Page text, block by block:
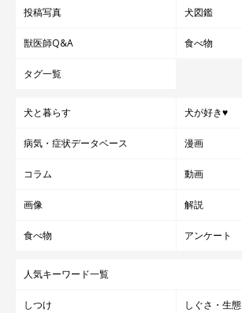
投稿写真 犬図鑑
獣医師Q&A 食べ物
タグ一覧
犬と暮らす 犬が好き♥
病気・症状データベース 漫画
コラム 動画
画像 解説
食べ物 アンケート
人気キーワード一覧
しつけ しぐさ・生態